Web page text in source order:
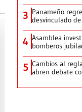
3 Panameño
desvinculado
4 Asamblea
bomberos
5 Cambios al
abren debate